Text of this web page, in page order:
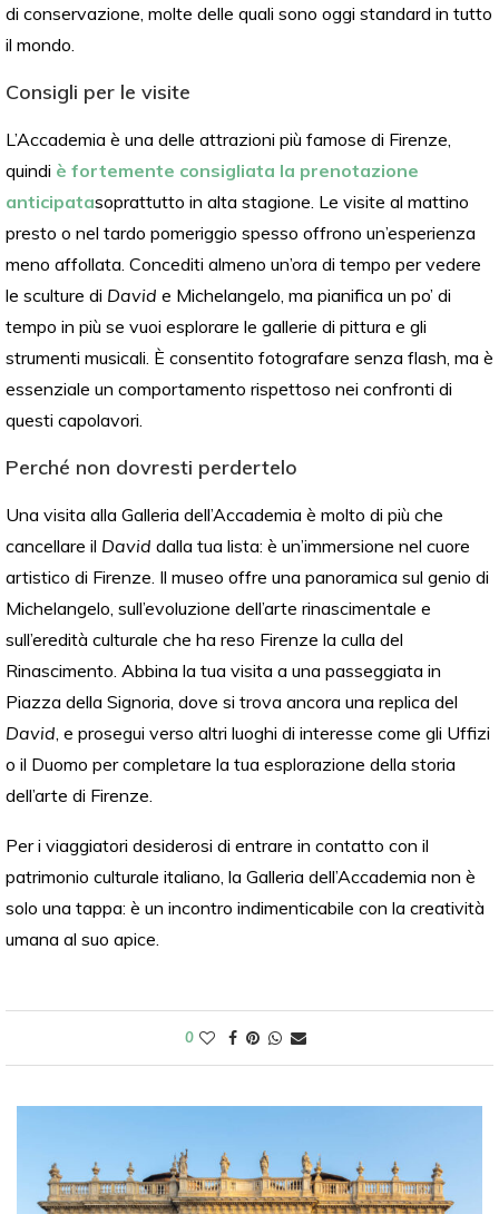
di conservazione, molte delle quali sono oggi standard in tutto
il mondo.
Consigli per le visite
L’Accademia è una delle attrazioni più famose di Firenze,
quindi è fortemente consigliata la prenotazione
anticipatasoprattutto in alta stagione. Le visite al mattino
presto o nel tardo pomeriggio spesso offrono un’esperienza
meno affollata. Concediti almeno un’ora di tempo per vedere
le sculture di David e Michelangelo, ma pianifica un po’ di
tempo in più se vuoi esplorare le gallerie di pittura e gli
strumenti musicali. È consentito fotografare senza flash, ma è
essenziale un comportamento rispettoso nei confronti di
questi capolavori.
Perché non dovresti perdertelo
Una visita alla Galleria dell’Accademia è molto di più che
cancellare il David dalla tua lista: è un’immersione nel cuore
artistico di Firenze. Il museo offre una panoramica sul genio di
Michelangelo, sull’evoluzione dell’arte rinascimentale e
sull’eredità culturale che ha reso Firenze la culla del
Rinascimento. Abbina la tua visita a una passeggiata in
Piazza della Signoria, dove si trova ancora una replica del
David , e prosegui verso altri luoghi di interesse come gli Uffizi
o il Duomo per completare la tua esplorazione della storia
dell’arte di Firenze.
Per i viaggiatori desiderosi di entrare in contatto con il
patrimonio culturale italiano, la Galleria dell’Accademia non è
solo una tappa: è un incontro indimenticabile con la creatività
umana al suo apice.
0